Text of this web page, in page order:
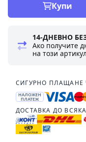
Купи
14-ДНЕВНО
Ако получите
на този
СИГУРНО ПЛАЩАНЕ
НАЛОЖЕН
ПЛАТЕЖ
ДОСТАВКА ДО